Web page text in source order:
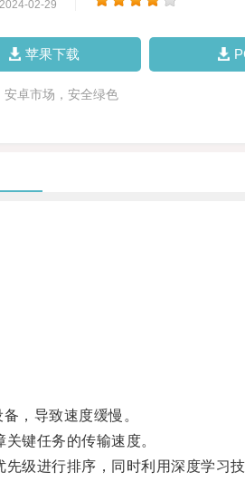
02-29
苹果下载
安卓市场，安全绿色
，导致速度缓慢。
键任务的传输速度。
进行排序，同时利用深度学习技